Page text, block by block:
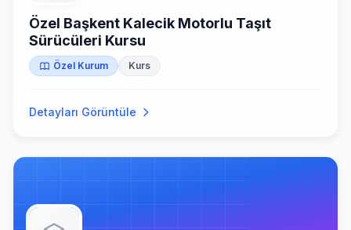
Özel Başkent Kalecik Motorlu Taşıt
Sürücüleri Kursu
Özel Kurum Kurs
Detayları Görüntüle